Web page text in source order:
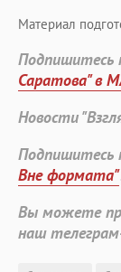
Материал
Подпишитесь
Саратова" в
Новости
Подпишитесь
Вне формата"
Вы можете
наш